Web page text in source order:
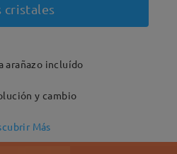
cristales
arañazo incluído
y cambio
Más